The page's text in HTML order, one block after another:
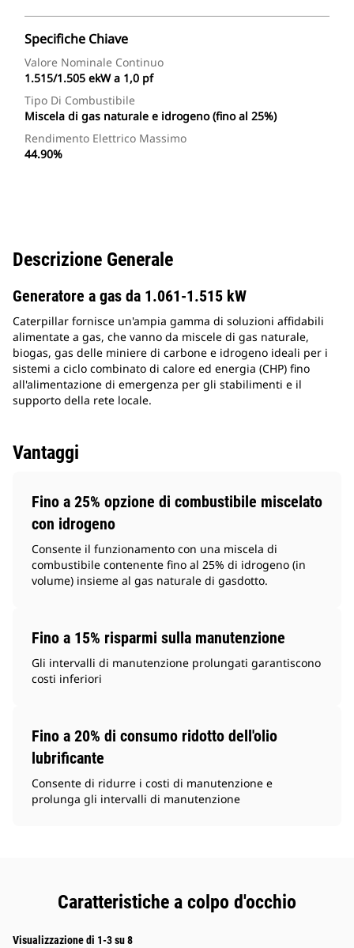
Specifiche Chiave
Valore Nominale Continuo
1.515/1.505 ekW a 1,0 pf
Tipo Di Combustibile
Miscela di gas naturale e idrogeno (fino al 25%)
Rendimento Elettrico Massimo
44.90%
Descrizione Generale
Generatore a gas da 1.061-1.515 kW
Caterpillar fornisce un'ampia gamma di soluzioni affidabili
alimentate a gas, che vanno da miscele di gas naturale,
biogas, gas delle miniere di carbone e idrogeno ideali per i
sistemi a ciclo combinato di calore ed energia (CHP) fino
all'alimentazione di emergenza per gli stabilimenti e il
supporto della rete locale.
Vantaggi
Fino a 25% opzione di combustibile miscelato
con idrogeno
Consente il funzionamento con una miscela di
combustibile contenente fino al 25% di idrogeno (in
volume) insieme al gas naturale di gasdotto.
Fino a 15% risparmi sulla manutenzione
Gli intervalli di manutenzione prolungati garantiscono
costi inferiori
Fino a 20% di consumo ridotto dell'olio
lubrificante
Consente di ridurre i costi di manutenzione e
prolunga gli intervalli di manutenzione
Caratteristiche a colpo d'occhio
Visualizzazione di 1-3 su 8